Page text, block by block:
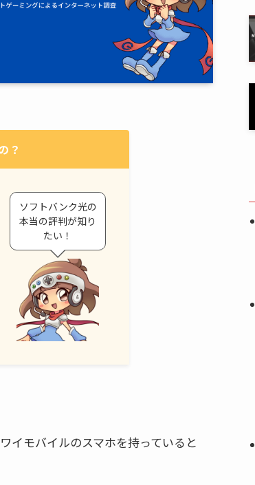
？
ソフトバンク光の
本当の評判が知り
たい！
イモバイルのスマホを持っていると